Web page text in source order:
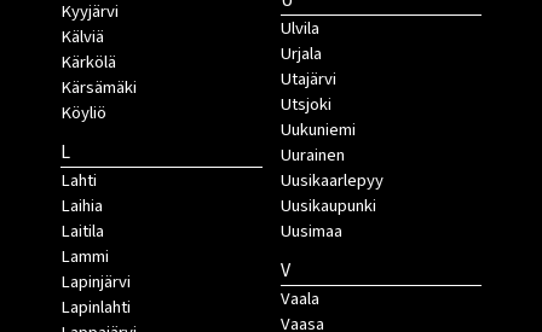
Kyyjärvi
Kälviä
Kärkölä
Kärsämäki
Köyliö
L
Lahti
Laihia
Laitila
Lammi
Lapinjärvi
Lapinlahti
Ulvila
Urjala
Utajärvi
Utsjoki
Uukuniemi
Uurainen
Uusikaarlepyy
Uusikaupunki
Uusimaa
V
Vaala
Vaasa